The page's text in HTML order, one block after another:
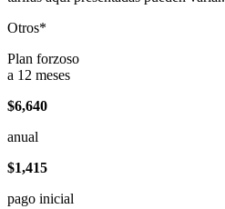
Otros*
Plan forzoso
a 12 meses
$6,640
anual
$1,415
pago inicial